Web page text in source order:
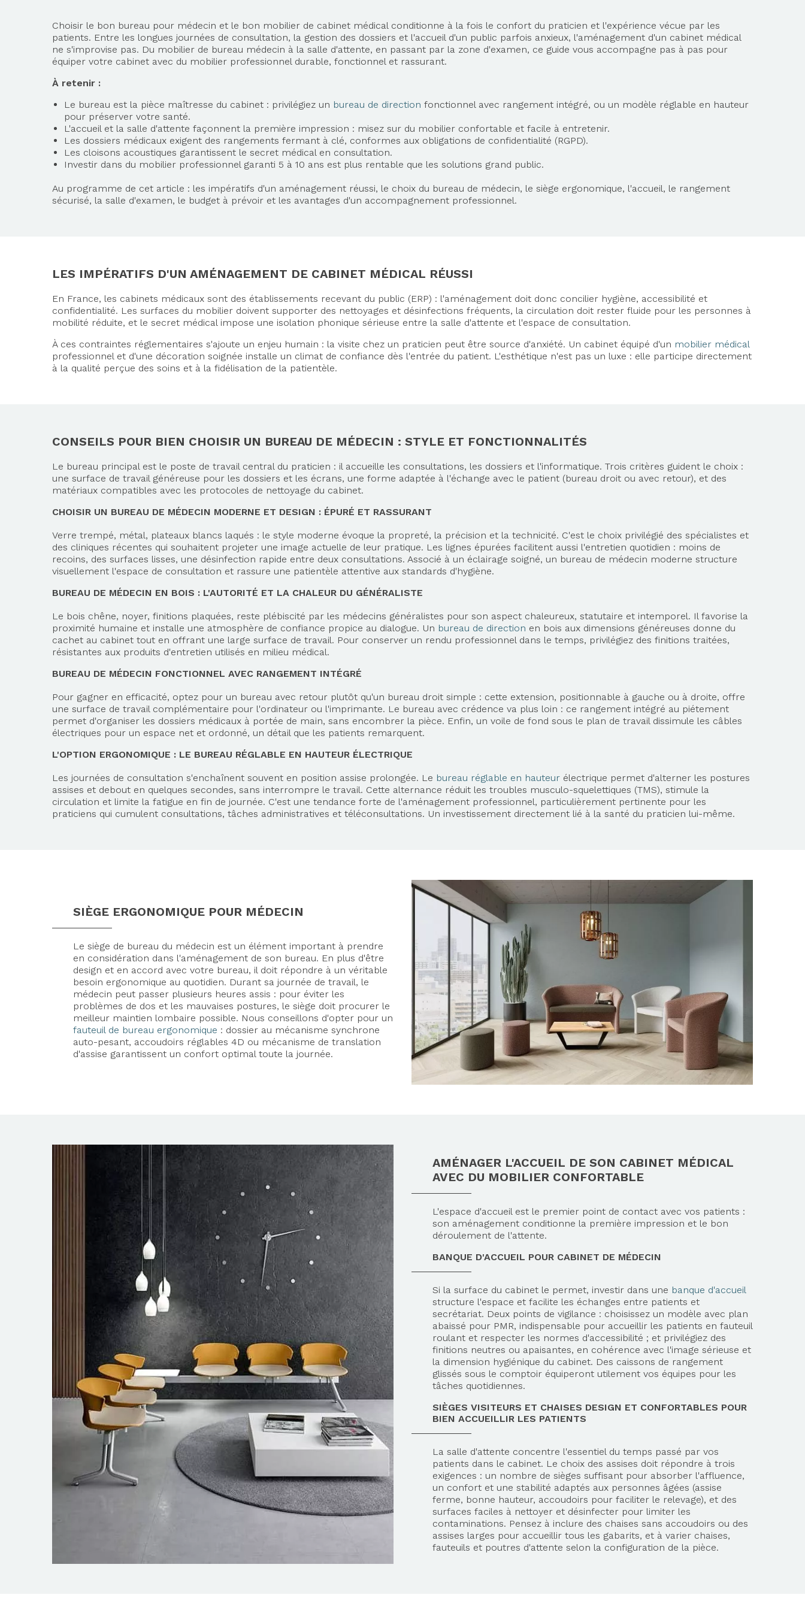
Axeptio consent
Choisir le bon bureau pour médecin et le bon mobilier de cabinet médical conditionne à la fois le confort du praticien et l'expérience vécue par les
patients. Entre les longues journées de consultation, la gestion des dossiers et l'accueil d'un public parfois anxieux, l'aménagement d'un cabinet médical
ne s'improvise pas. Du mobilier de bureau médecin à la salle d'attente, en passant par la zone d'examen, ce guide vous accompagne pas à pas pour
équiper votre cabinet avec du mobilier professionnel durable, fonctionnel et rassurant.
À retenir :
Le bureau est la pièce maîtresse du cabinet : privilégiez un bureau de direction fonctionnel avec rangement intégré, ou un modèle réglable en hauteur
pour préserver votre santé.
L'accueil et la salle d'attente façonnent la première impression : misez sur du mobilier confortable et facile à entretenir.
Les dossiers médicaux exigent des rangements fermant à clé, conformes aux obligations de confidentialité (RGPD).
Les cloisons acoustiques garantissent le secret médical en consultation.
Investir dans du mobilier professionnel garanti 5 à 10 ans est plus rentable que les solutions grand public.
Au programme de cet article : les impératifs d'un aménagement réussi, le choix du bureau de médecin, le siège ergonomique, l'accueil, le rangement
sécurisé, la salle d'examen, le budget à prévoir et les avantages d'un accompagnement professionnel.
LES IMPÉRATIFS D'UN AMÉNAGEMENT DE CABINET MÉDICAL RÉUSSI
En France, les cabinets médicaux sont des établissements recevant du public (ERP) : l'aménagement doit donc concilier hygiène, accessibilité et
confidentialité. Les surfaces du mobilier doivent supporter des nettoyages et désinfections fréquents, la circulation doit rester fluide pour les personnes à
mobilité réduite, et le secret médical impose une isolation phonique sérieuse entre la salle d'attente et l'espace de consultation.
À ces contraintes réglementaires s'ajoute un enjeu humain : la visite chez un praticien peut être source d'anxiété. Un cabinet équipé d'un mobilier médical
professionnel et d'une décoration soignée installe un climat de confiance dès l'entrée du patient. L'esthétique n'est pas un luxe : elle participe directement
à la qualité perçue des soins et à la fidélisation de la patientèle.
CONSEILS POUR BIEN CHOISIR UN BUREAU DE MÉDECIN : STYLE ET FONCTIONNALITÉS
Le bureau principal est le poste de travail central du praticien : il accueille les consultations, les dossiers et l'informatique. Trois critères guident le choix :
une surface de travail généreuse pour les dossiers et les écrans, une forme adaptée à l'échange avec le patient (bureau droit ou avec retour), et des
matériaux compatibles avec les protocoles de nettoyage du cabinet.
CHOISIR UN BUREAU DE MÉDECIN MODERNE ET DESIGN : ÉPURÉ ET RASSURANT
Verre trempé, métal, plateaux blancs laqués : le style moderne évoque la propreté, la précision et la technicité. C'est le choix privilégié des spécialistes et
des cliniques récentes qui souhaitent projeter une image actuelle de leur pratique. Les lignes épurées facilitent aussi l'entretien quotidien : moins de
recoins, des surfaces lisses, une désinfection rapide entre deux consultations. Associé à un éclairage soigné, un bureau de médecin moderne structure
visuellement l'espace de consultation et rassure une patientèle attentive aux standards d'hygiène.
BUREAU DE MÉDECIN EN BOIS : L'AUTORITÉ ET LA CHALEUR DU GÉNÉRALISTE
Le bois chêne, noyer, finitions plaquées, reste plébiscité par les médecins généralistes pour son aspect chaleureux, statutaire et intemporel. Il favorise la
proximité humaine et installe une atmosphère de confiance propice au dialogue. Un bureau de direction en bois aux dimensions généreuses donne du
cachet au cabinet tout en offrant une large surface de travail. Pour conserver un rendu professionnel dans le temps, privilégiez des finitions traitées,
résistantes aux produits d'entretien utilisés en milieu médical.
BUREAU DE MÉDECIN FONCTIONNEL AVEC RANGEMENT INTÉGRÉ
Pour gagner en efficacité, optez pour un bureau avec retour plutôt qu'un bureau droit simple : cette extension, positionnable à gauche ou à droite, offre
une surface de travail complémentaire pour l'ordinateur ou l'imprimante. Le bureau avec crédence va plus loin : ce rangement intégré au piétement
permet d'organiser les dossiers médicaux à portée de main, sans encombrer la pièce. Enfin, un voile de fond sous le plan de travail dissimule les câbles
électriques pour un espace net et ordonné, un détail que les patients remarquent.
L'OPTION ERGONOMIQUE : LE BUREAU RÉGLABLE EN HAUTEUR ÉLECTRIQUE
Les journées de consultation s'enchaînent souvent en position assise prolongée. Le bureau réglable en hauteur électrique permet d'alterner les postures
assises et debout en quelques secondes, sans interrompre le travail. Cette alternance réduit les troubles musculo-squelettiques (TMS), stimule la
circulation et limite la fatigue en fin de journée. C'est une tendance forte de l'aménagement professionnel, particulièrement pertinente pour les
praticiens qui cumulent consultations, tâches administratives et téléconsultations. Un investissement directement lié à la santé du praticien lui-même.
SIÈGE ERGONOMIQUE POUR MÉDECIN
Le siège de bureau du médecin est un élément important à prendre
en considération dans l'aménagement de son bureau. En plus d'être
design et en accord avec votre bureau, il doit répondre à un véritable
besoin ergonomique au quotidien. Durant sa journée de travail, le
médecin peut passer plusieurs heures assis : pour éviter les
problèmes de dos et les mauvaises postures, le siège doit procurer le
meilleur maintien lombaire possible. Nous conseillons d'opter pour un
fauteuil de bureau ergonomique : dossier au mécanisme synchrone
auto-pesant, accoudoirs réglables 4D ou mécanisme de translation
d'assise garantissent un confort optimal toute la journée.
AMÉNAGER L'ACCUEIL DE SON CABINET MÉDICAL
AVEC DU MOBILIER CONFORTABLE
L'espace d'accueil est le premier point de contact avec vos patients :
son aménagement conditionne la première impression et le bon
déroulement de l'attente.
BANQUE D'ACCUEIL POUR CABINET DE MÉDECIN
Si la surface du cabinet le permet, investir dans une banque d'accueil
structure l'espace et facilite les échanges entre patients et
secrétariat. Deux points de vigilance : choisissez un modèle avec plan
abaissé pour PMR, indispensable pour accueillir les patients en fauteuil
roulant et respecter les normes d'accessibilité ; et privilégiez des
finitions neutres ou apaisantes, en cohérence avec l'image sérieuse et
la dimension hygiénique du cabinet. Des caissons de rangement
glissés sous le comptoir équiperont utilement vos équipes pour les
tâches quotidiennes.
SIÈGES VISITEURS ET CHAISES DESIGN ET CONFORTABLES POUR
BIEN ACCUEILLIR LES PATIENTS
La salle d'attente concentre l'essentiel du temps passé par vos
patients dans le cabinet. Le choix des assises doit répondre à trois
exigences : un nombre de sièges suffisant pour absorber l'affluence,
un confort et une stabilité adaptés aux personnes âgées (assise
ferme, bonne hauteur, accoudoirs pour faciliter le relevage), et des
surfaces faciles à nettoyer et désinfecter pour limiter les
contaminations. Pensez à inclure des chaises sans accoudoirs ou des
assises larges pour accueillir tous les gabarits, et à varier chaises,
fauteuils et poutres d'attente selon la configuration de la pièce.